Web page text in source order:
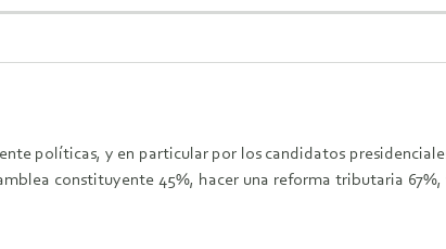
políticas, y en particular por los candidatos
constituyente 45%, hacer una reforma tributaria